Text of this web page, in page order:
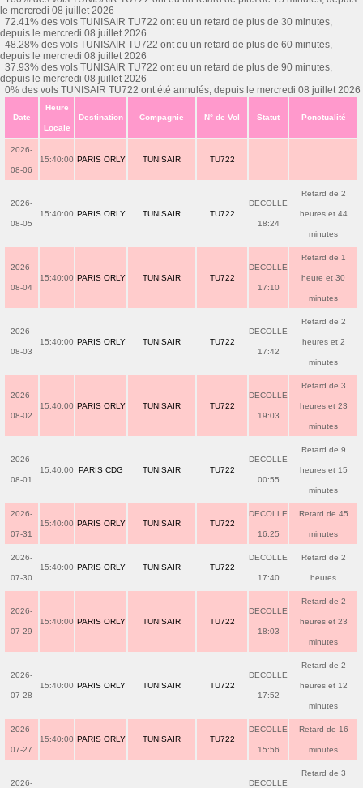
le mercredi 08 juillet 2026
72.41% des vols TUNISAIR TU722 ont eu un retard de plus de 30 minutes,
depuis le mercredi 08 juillet 2026
48.28% des vols TUNISAIR TU722 ont eu un retard de plus de 60 minutes,
depuis le mercredi 08 juillet 2026
37.93% des vols TUNISAIR TU722 ont eu un retard de plus de 90 minutes,
depuis le mercredi 08 juillet 2026
0% des vols TUNISAIR TU722 ont été annulés, depuis le mercredi 08 juillet 2026
Date
Heure
Locale
Destination Compagnie N° de Vol Statut Ponctualité
2026-
08-06
15:40:00 PARIS ORLY TUNISAIR TU722
2026-
08-05
15:40:00 PARIS ORLY TUNISAIR TU722
DECOLLE
18:24
Retard de 2
heures et 44
minutes
2026-
08-04
15:40:00 PARIS ORLY TUNISAIR TU722
DECOLLE
17:10
Retard de 1
heure et 30
minutes
2026-
08-03
15:40:00 PARIS ORLY TUNISAIR TU722
DECOLLE
17:42
Retard de 2
heures et 2
minutes
2026-
08-02
15:40:00 PARIS ORLY TUNISAIR TU722
DECOLLE
19:03
Retard de 3
heures et 23
minutes
2026-
08-01
15:40:00 PARIS CDG TUNISAIR TU722
DECOLLE
00:55
Retard de 9
heures et 15
minutes
2026-
07-31
15:40:00 PARIS ORLY TUNISAIR TU722
DECOLLE
16:25
Retard de 45
minutes
2026-
07-30
15:40:00 PARIS ORLY TUNISAIR TU722
DECOLLE
17:40
Retard de 2
heures
2026-
07-29
15:40:00 PARIS ORLY TUNISAIR TU722
DECOLLE
18:03
Retard de 2
heures et 23
minutes
2026-
07-28
15:40:00 PARIS ORLY TUNISAIR TU722
DECOLLE
17:52
Retard de 2
heures et 12
minutes
2026-
07-27
15:40:00 PARIS ORLY TUNISAIR TU722
DECOLLE
15:56
Retard de 16
minutes
2026- DECOLLE
Retard de 3